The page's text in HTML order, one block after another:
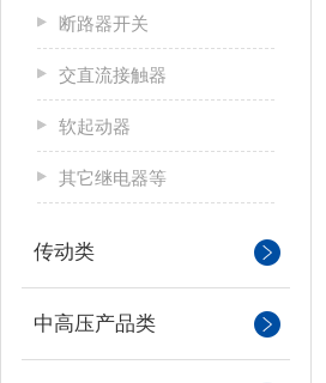
断路器开关
交直流接触器
软起动器
其它继电器等
传动类
中高压产品类